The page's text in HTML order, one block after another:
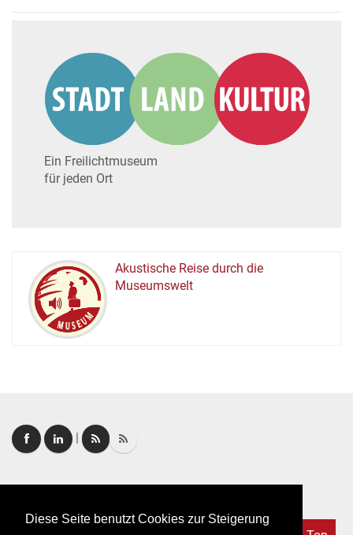
Diese Seite benutzt Cookies zur Steigerung
Ein Freilichtmuseum
für jeden Ort
MUSEUM
Akustische Reise durch die
Museumswelt